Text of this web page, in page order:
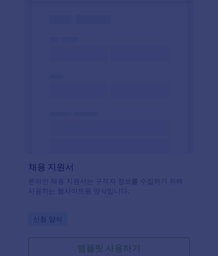
채용 지원서
온라인 채용 지원서는 구직자 정보를 수집하기 위해
사용하는 웹사이트용 양식입니다.
Go to Category:
신청 양식
템플릿 사용하기